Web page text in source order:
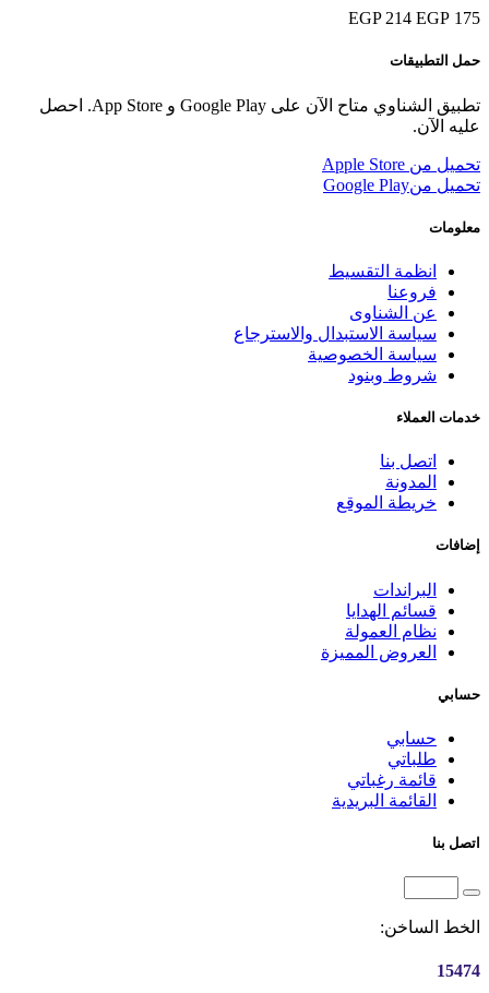
175 EGP
214 EGP
حمل التطبيقات
تطبيق الشناوي متاح الآن على Google Play و App Store. احصل
عليه الآن.
تحميل من Apple Store
تحميل منGoogle Play
معلومات
انظمة التقسيط
فروعنا
عن الشناوى
سياسة الاستبدال والاسترجاع
سياسة الخصوصية
شروط وبنود
خدمات العملاء
اتصل بنا
المدونة
خريطة الموقع
إضافات
البراندات
قسائم الهدايا
نظام العمولة
العروض المميزة
حسابي
حسابي
طلباتي
قائمة رغباتي
القائمة البريدية
اتصل بنا
الخط الساخن:
15474